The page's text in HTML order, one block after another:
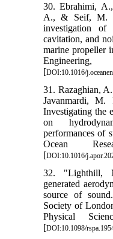
30. Ebrahimi,
A., & Seif, M.
investigation of
cavitation, and
marine propeller
[DOI:10.1016/
31. Razaghian,
Javanmardi,
Investigating the
on
performances of
Ocean
[DOI:10.1016/
32. "Lighthill,
generated
source of
Society of
Physical
[DOI:10.1098/